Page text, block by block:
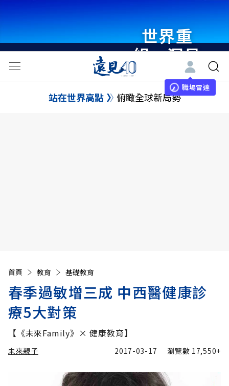
世界重
組・洞見
未來 與
世界領袖
職場雷達
站在世界高點 俯瞰全球新局勢
首頁 教育 基礎教育
春季過敏增三成 中西醫健康診
療5大對策
【《未來Family》× 健康教育】
未來親子 2017-03-17 瀏覽數 17,550+